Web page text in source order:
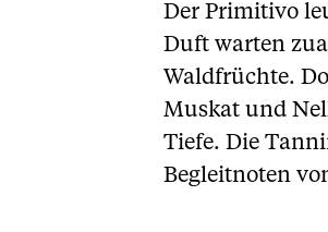
Der Primitivo
Duft warten
Waldfrüchte.
Muskat und
Tiefe. Die
Begleitnoten